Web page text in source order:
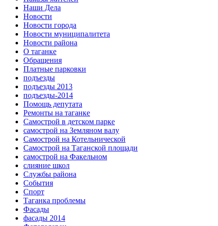
Наши Дела
Новости
Новости города
Новости муниципалитета
Новости района
О таганке
Обращения
Платные парковки
подъезды
подъезды 2013
подъезды-2014
Помощь депутата
Ремонты на таганке
Самострой в детском парке
самострой на Земляном валу
Самострой на Котельнической
Самострой на Таганской площади
самострой на Факельном
слияние школ
Службы района
События
Спорт
Таганка проблемы
Фасады
фасады 2014